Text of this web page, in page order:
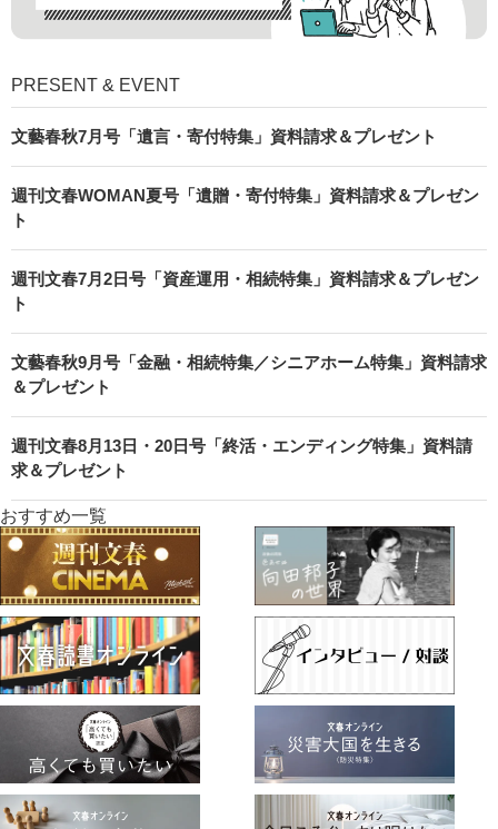
PRESENT & EVENT
文藝春秋7月号「遺言・寄付特集」資料請求＆プレゼント
週刊文春WOMAN夏号「遺贈・寄付特集」資料請求＆プレゼン
ト
週刊文春7月2日号「資産運用・相続特集」資料請求＆プレゼン
ト
文藝春秋9月号「金融・相続特集／シニアホーム特集」資料請求
＆プレゼント
週刊文春8月13日・20日号「終活・エンディング特集」資料請
求＆プレゼント
おすすめ一覧